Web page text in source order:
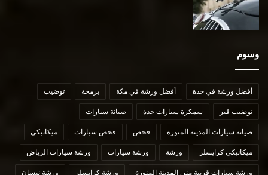
وسوم
أفضل ورشة في جدة أفضل ورشة في مكة برمجة توضيب
توضيب قير سمكرة سيارات جدة صيانة سيارات
صيانة سيارات المدينة المنورة فحص فحص سيارات ميكانيكي
ميكانيكي كرايسلر ورشة ورشة سيارات ورشة سيارات الرياض
ورشة سيارات قريبة مني المدينة المنورة ورشة كرايسلر ورشة نيسان